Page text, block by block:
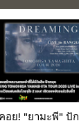
อย! "ยามะพี" ปั